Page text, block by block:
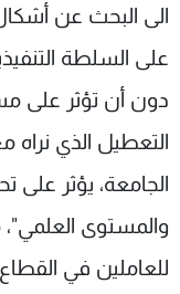
الى البحث عن
على السلطة
دون أن تؤثر على
التعطيل الذي
الجامعة، يؤثر على
والمستوى
للعاملين في